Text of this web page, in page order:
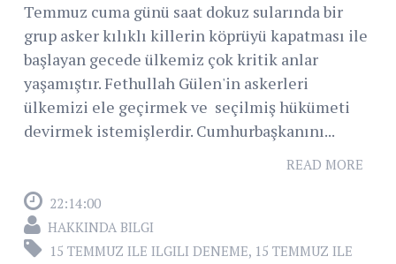
Temmuz cuma günü saat dokuz sularında bir
grup asker kılıklı killerin köprüyü kapatması ile
başlayan gecede ülkemiz çok kritik anlar
yaşamıştır. Fethullah Gülen'in askerleri
ülkemizi ele geçirmek ve seçilmiş hükümeti
devirmek istemişlerdir. Cumhurbaşkanını...
READ MORE
22:14:00
HAKKINDA BILGI
15 TEMMUZ ILE ILGILI DENEME, 15 TEMMUZ ILE